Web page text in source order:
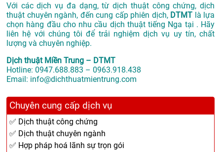
Với các dịch vụ đa dạng, từ dịch thuật công chứng, dịch
thuật chuyên ngành, đến cung cấp phiên dịch, DTMT là lựa
chọn hàng đầu cho nhu cầu dịch thuật tiếng Nga tại . Hãy
liên hệ với chúng tôi để trải nghiệm dịch vụ uy tín, chất
lượng và chuyên nghiệp.
Dịch thuật Miền Trung – DTMT
Hotline: 0947.688.883 – 0963.918.438
Email: info@dichthuatmientrung.com
Chuyên cung cấp dịch vụ
✅ Dịch thuật công chứng
✅ Dịch thuật chuyên ngành
✅ Hợp pháp hoá lãnh sự trọn gói